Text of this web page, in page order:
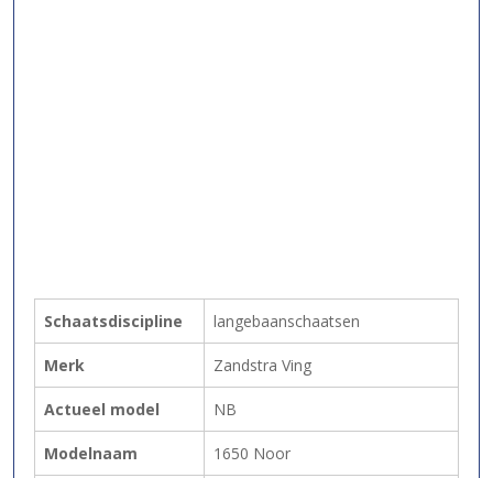
Schaatsdiscipline langebaanschaatsen
Merk Zandstra Ving
Actueel model NB
Modelnaam 1650 Noor